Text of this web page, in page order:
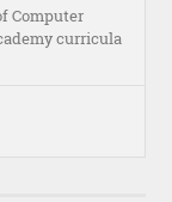
Computer
curricula